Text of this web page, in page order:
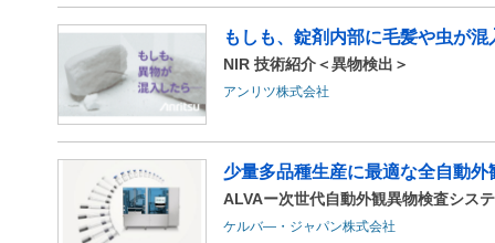
もしも、錠剤内部に毛髪や虫が
NIR 技術紹介＜異物検出＞
アンリツ株式会社
少量多品種生産に最適な全自動
ALVAー次世代自動外観異物検査シス
ケルバ―・ジャパン株式会社